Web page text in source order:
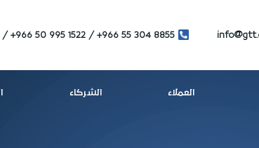
+966 55 304 8855
+966 50 995 1522
العملاء الشركاء